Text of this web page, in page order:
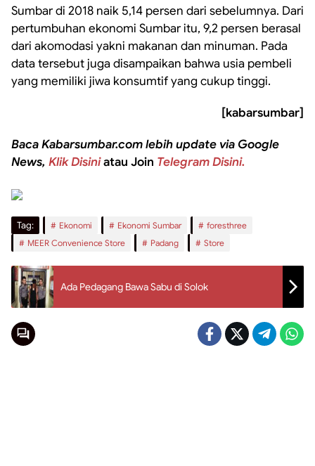
Sumbar di 2018 naik 5,14 persen dari sebelumnya. Dari
pertumbuhan ekonomi Sumbar itu, 9,2 persen berasal
dari akomodasi yakni makanan dan minuman. Pada
data tersebut juga disampaikan bahwa usia pembeli
yang memiliki jiwa konsumtif yang cukup tinggi.
[kabarsumbar]
Baca Kabarsumbar.com lebih update via Google
News, Klik Disiniatau Join Telegram Disini.
Tag: Ekonomi Ekonomi Sumbar
foresthree
MEER Convenience Store
Padang Store
Ada Pedagang Bawa Sabu di Solok